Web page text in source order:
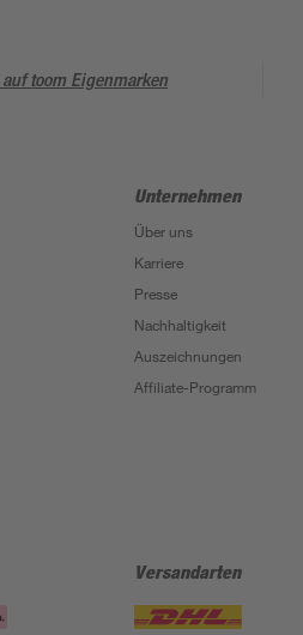
toom Eigenmarken
Unternehmen
Über uns
Karriere
Presse
Nachhaltigkeit
Auszeichnungen
Affiliate-Programm
Versandarten